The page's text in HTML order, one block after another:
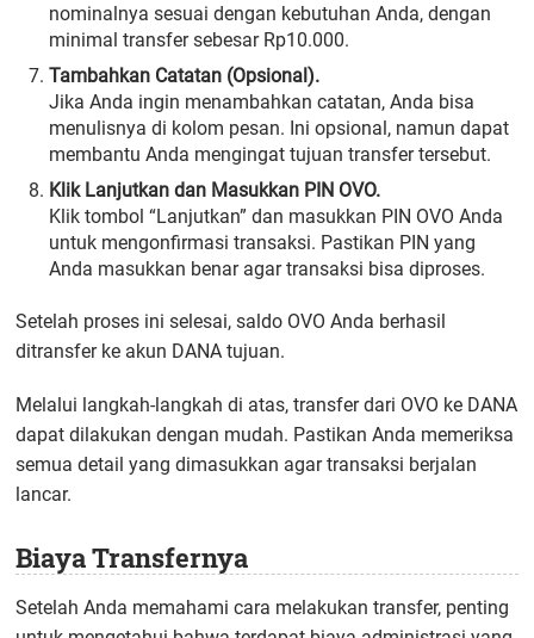
nominalnya sesuai dengan kebutuhan Anda, dengan
minimal transfer sebesar Rp10.000.
Tambahkan Catatan (Opsional).
Jika Anda ingin menambahkan catatan, Anda bisa
menulisnya di kolom pesan. Ini opsional, namun dapat
membantu Anda mengingat tujuan transfer tersebut.
Klik Lanjutkan dan Masukkan PIN OVO.
Klik tombol “Lanjutkan” dan masukkan PIN OVO Anda
untuk mengonfirmasi transaksi. Pastikan PIN yang
Anda masukkan benar agar transaksi bisa diproses.
Setelah proses ini selesai, saldo OVO Anda berhasil
ditransfer ke akun DANA tujuan.
Melalui langkah-langkah di atas, transfer dari OVO ke DANA
dapat dilakukan dengan mudah. Pastikan Anda memeriksa
semua detail yang dimasukkan agar transaksi berjalan
lancar.
Biaya Transfernya
Setelah Anda memahami cara melakukan transfer, penting